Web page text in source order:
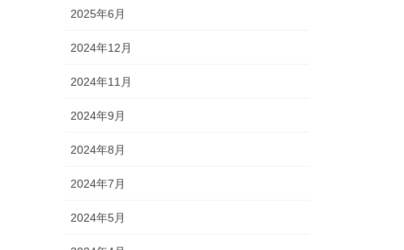
2025年6月
2024年12月
2024年11月
2024年9月
2024年8月
2024年7月
2024年5月